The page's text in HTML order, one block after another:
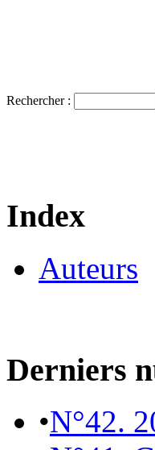
Rechercher :
Index
Auteurs
Derniers
•N°42.